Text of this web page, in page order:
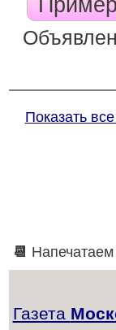
Показать
📆 Напечатаем
Газета